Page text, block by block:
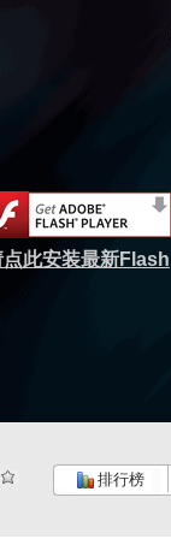
点此安装最新Flash
排行榜